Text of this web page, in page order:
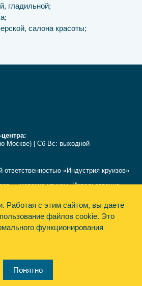
гладильной;
салона красоты;
Москве) | Сб-Вс: выходной
«Индустрия круизов»
- морские круизы. Использование
круизов». Информация,
справочный характер и не является
Работая с этим сайтом, вы даете
файлов cookie. Это
функционирования
Понятно